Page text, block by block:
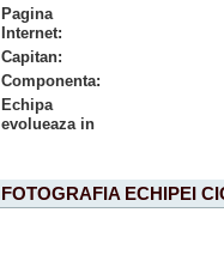
Pagina
Internet:
Capitan:
Componenta:
Echipa
evolueaza in
FOTOGRAFIA ECHIPEI